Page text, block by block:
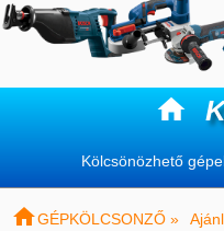

Kölcsönözhető
GÉPKÖLCSONZŐ »